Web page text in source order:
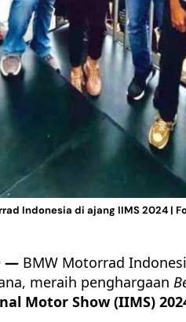
Indonesia di ajang IIMS 2024 |
— BMW Motorrad
meraih penghargaan
Motor Show (IIMS)